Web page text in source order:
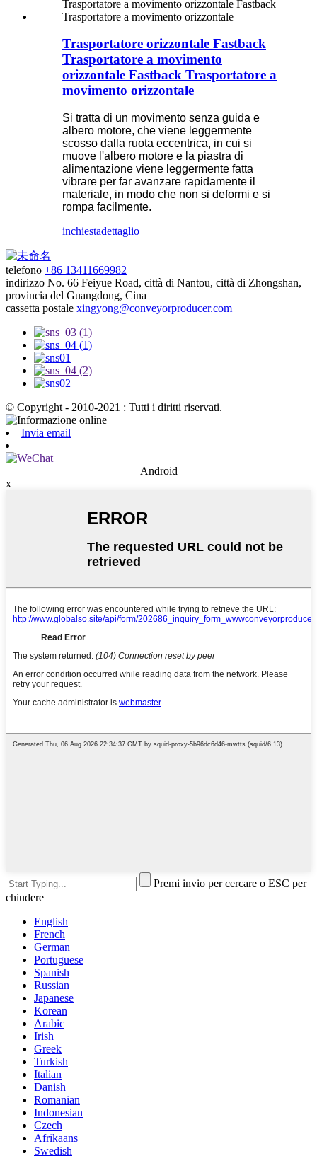
Trasportatore orizzontale Fastback
Trasportatore a movimento
orizzontale Fastback Trasportatore a
movimento orizzontale
Si tratta di un movimento senza guida e
albero motore, che viene leggermente
scosso dalla ruota eccentrica, in cui si
muove l'albero motore e la piastra di
alimentazione viene leggermente fatta
vibrare per far avanzare rapidamente il
materiale, in modo che non si deformi e si
rompa facilmente.
inchiestadettaglio
telefono +86 13411669982
indirizzo No. 66 Feiyue Road, città di Nantou, città di Zhongshan,
provincia del Guangdong, Cina
cassetta postale xingyong@conveyorproducer.com
© Copyright - 2010-2021 : Tutti i diritti riservati.
Invia email
Android
x
Premi invio per cercare o ESC per
chiudere
English
French
German
Portuguese
Spanish
Russian
Japanese
Korean
Arabic
Irish
Greek
Turkish
Italian
Danish
Romanian
Indonesian
Czech
Afrikaans
Swedish